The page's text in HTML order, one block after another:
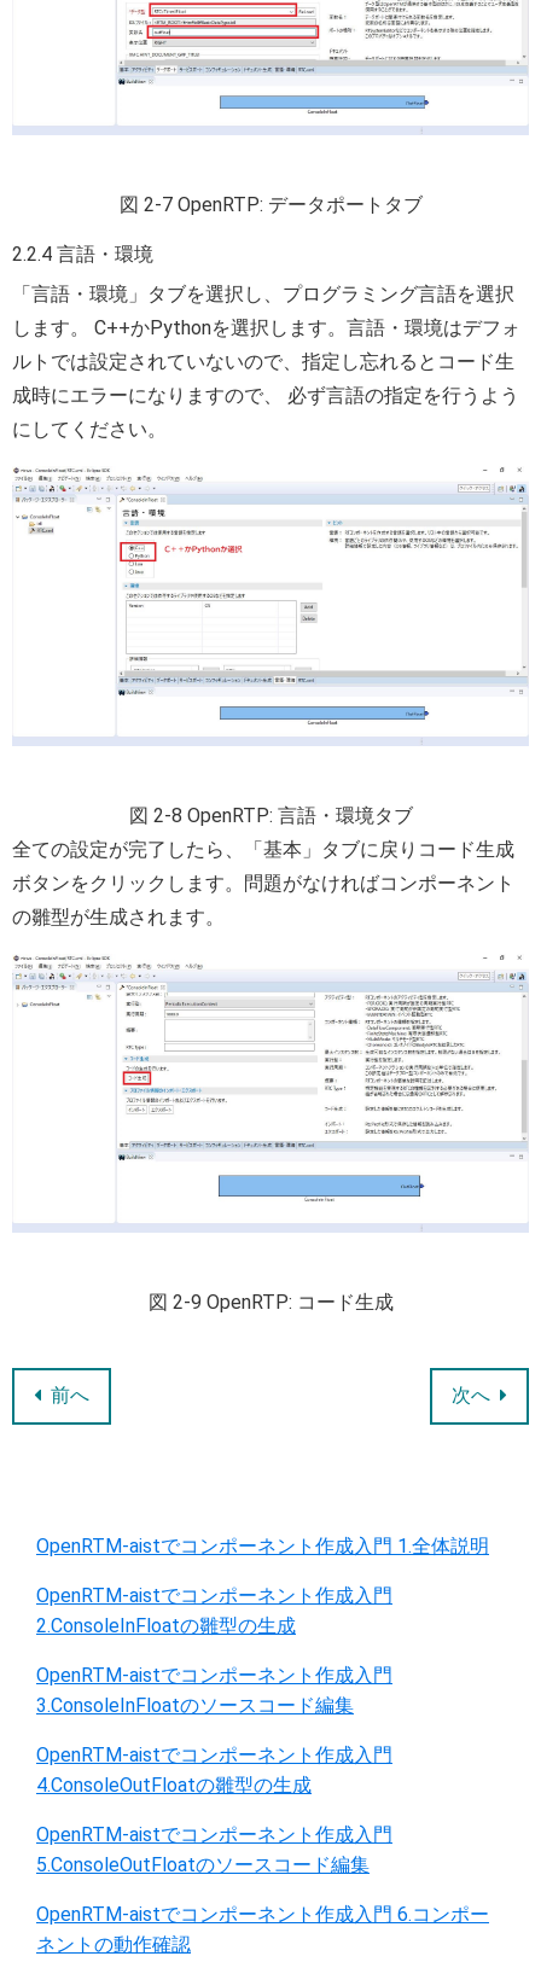
図 2-7 OpenRTP: データポートタブ
2.2.4 言語・環境
「言語・環境」タブを選択し、プログラミング言語を選択
します。 C++かPythonを選択します。言語・環境はデフォ
ルトでは設定されていないので、指定し忘れるとコード生
成時にエラーになりますので、 必ず言語の指定を行うよう
にしてください。
図 2-8 OpenRTP: 言語・環境タブ
全ての設定が完了したら、「基本」タブに戻りコード生成
ボタンをクリックします。問題がなければコンポーネント
の雛型が生成されます。
図 2-9 OpenRTP: コード生成
前へ 次へ
OpenRTM-aistでコンポーネント作成入門 1.全体説明
OpenRTM-aistでコンポーネント作成入門
2.ConsoleInFloatの雛型の生成
OpenRTM-aistでコンポーネント作成入門
3.ConsoleInFloatのソースコード編集
OpenRTM-aistでコンポーネント作成入門
4.ConsoleOutFloatの雛型の生成
OpenRTM-aistでコンポーネント作成入門
5.ConsoleOutFloatのソースコード編集
OpenRTM-aistでコンポーネント作成入門 6.コンポー
ネントの動作確認